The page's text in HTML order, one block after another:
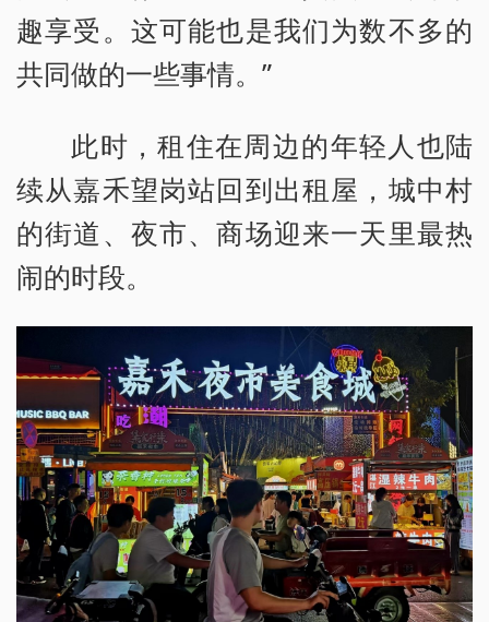
趣享受。这可能也是我们为数不多的
共同做的一些事情。”
此时，租住在周边的年轻人也陆
续从嘉禾望岗站回到出租屋，城中村
的街道、夜市、商场迎来一天里最热
闹的时段。